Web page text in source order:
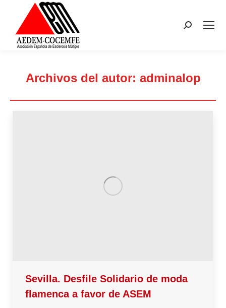
Buscar:
Archivos del autor: adminalop
Sevilla. Desfile Solidario de moda
flamenca a favor de ASEM